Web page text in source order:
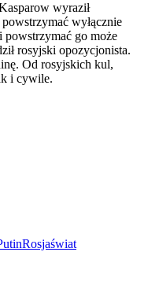
wyraził
wyłącznie
go może
rosyjski opozycjonista.
Od rosyjskich kul,
i cywile.
Rosjaświat